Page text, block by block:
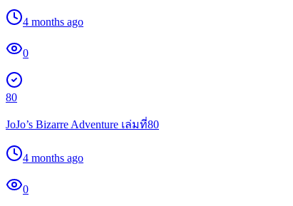
4 months ago
0
80
JoJo’s Bizarre Adventure เล่มที่80
4 months ago
0